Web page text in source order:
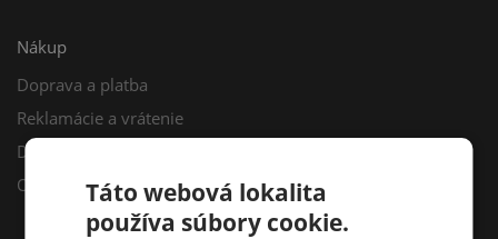
Nákup
Doprava a platba
Reklamácie a vrátenie
Darčekový poukaz
Odberné miestaTáto webová lokalita
používa súbory cookie.